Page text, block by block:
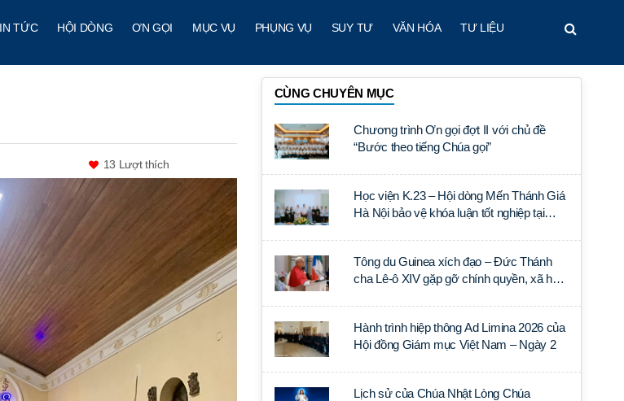
TỨC HỘI DÒNG ƠN GỌI MỤC VỤ PHỤNG VỤ SUY TƯ VĂN HÓA TƯ LIỆU
13 Lượt thích
CÙNG CHUYÊN MỤC
Chương trình Ơn gọi đợt II với chủ đề
“Bước theo tiếng Chúa gọi”
Học viện K.23 – Hội dòng Mến Thánh Giá
Hà Nội bảo vệ khóa luận tốt nghiệp tại
Tông du Guinea xích đạo – Đức Thánh
cha Lê-ô XIV gặp gỡ chính quyền, xã hội
Hành trình hiệp thông Ad Limina 2026 của
Hội đồng Giám mục Việt Nam – Ngày 2
Lịch sử của Chúa Nhật Lòng Chúa